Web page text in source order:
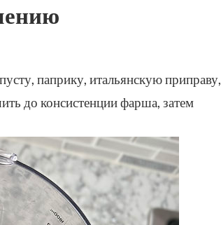
паприку, итальянскую приправу,
до консистенции фарша, затем